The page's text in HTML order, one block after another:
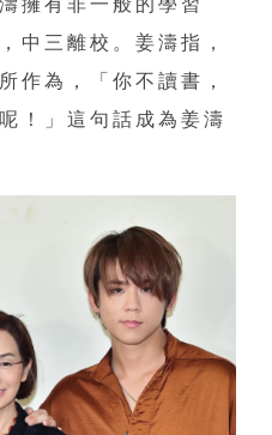
中三離校。姜濤指，
作為，「你不讀書，
！」這句話成為姜濤